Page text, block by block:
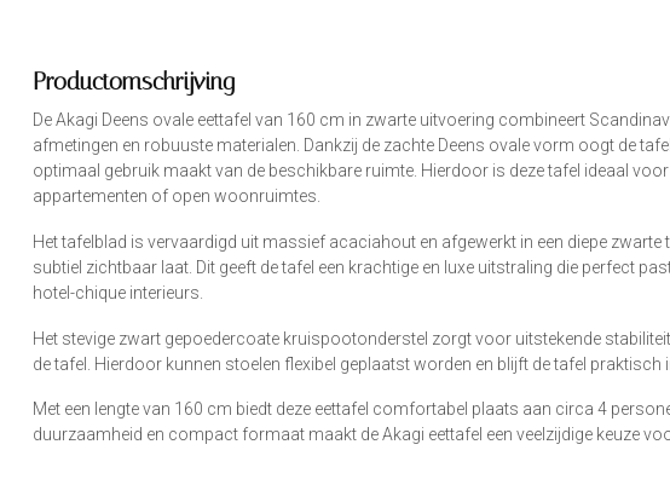
Productomschrijving
De Akagi Deens ovale eettafel van 160 cm in zwarte uitvoering combineert
afmetingen en robuuste materialen. Dankzij de zachte Deens ovale vorm oogt de
optimaal gebruik maakt van de beschikbare ruimte. Hierdoor is deze tafel ideaal voor
appartementen of open woonruimtes.
Het tafelblad is vervaardigd uit massief acaciahout en afgewerkt in een diepe
subtiel zichtbaar laat. Dit geeft de tafel een krachtige en luxe uitstraling die perfect
hotel-chique interieurs.
Het stevige zwart gepoedercoate kruispootonderstel zorgt voor uitstekende
de tafel. Hierdoor kunnen stoelen flexibel geplaatst worden en blijft de tafel praktisch
Met een lengte van 160 cm biedt deze eettafel comfortabel plaats aan circa 4
duurzaamheid en compact formaat maakt de Akagi eettafel een veelzijdige keuze